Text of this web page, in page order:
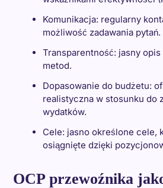
Komunikacja: regularny
możliwość zadawania pytań.
Transparentność: jasny opis
metod.
Dopasowanie do budżetu:
realistyczna w stosunku do
wydatków.
Cele: jasno określone cele,
osiągnięte dzięki
OCP przewoźnika